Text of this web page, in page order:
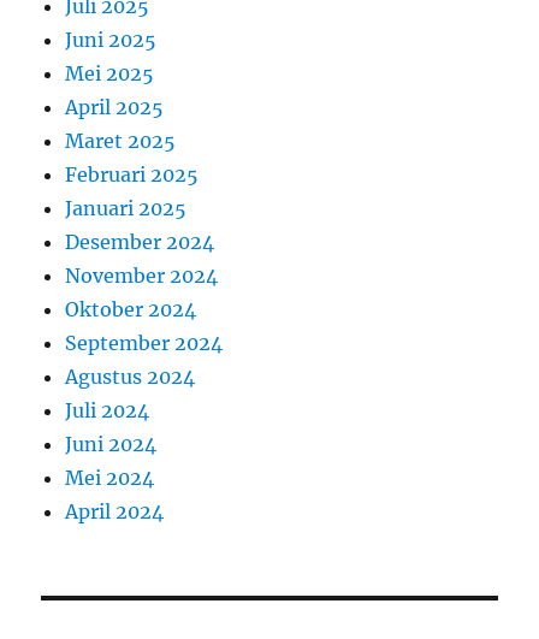
Juli 2025
Juni 2025
Mei 2025
April 2025
Maret 2025
Februari 2025
Januari 2025
Desember 2024
November 2024
Oktober 2024
September 2024
Agustus 2024
Juli 2024
Juni 2024
Mei 2024
April 2024